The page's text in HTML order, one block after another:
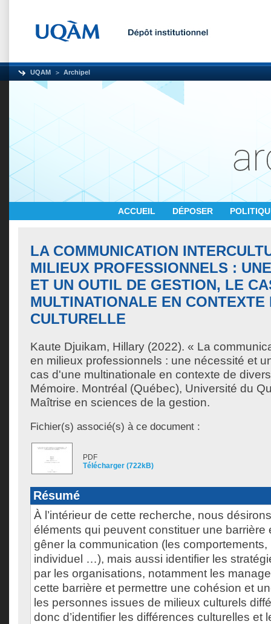
UQAM Archipel
ACCUEIL DÉPOSER
LA COMMUNICATION
MILIEUX PROFESSIONNELS :
ET UN OUTIL DE GESTION, LE
MULTINATIONALE EN CONTEXTE
CULTURELLE
Kaute Djuikam, Hillary (2022). « La
en milieux professionnels : une nécessité et
cas d'une multinationale en contexte de
Mémoire. Montréal (Québec), Université du
Maîtrise en sciences de la gestion.
Fichier(s) associé(s) à ce document :
PDF
Télécharger (722kB)
Résumé
À l’intérieur de cette recherche, nous
éléments qui peuvent constituer une barrière
gêner la communication (les
individuel …), mais aussi identifier les
par les organisations, notamment les
cette barrière et permettre une cohésion et
les personnes issues de milieux culturels
donc d’identifier les différences culturelles et